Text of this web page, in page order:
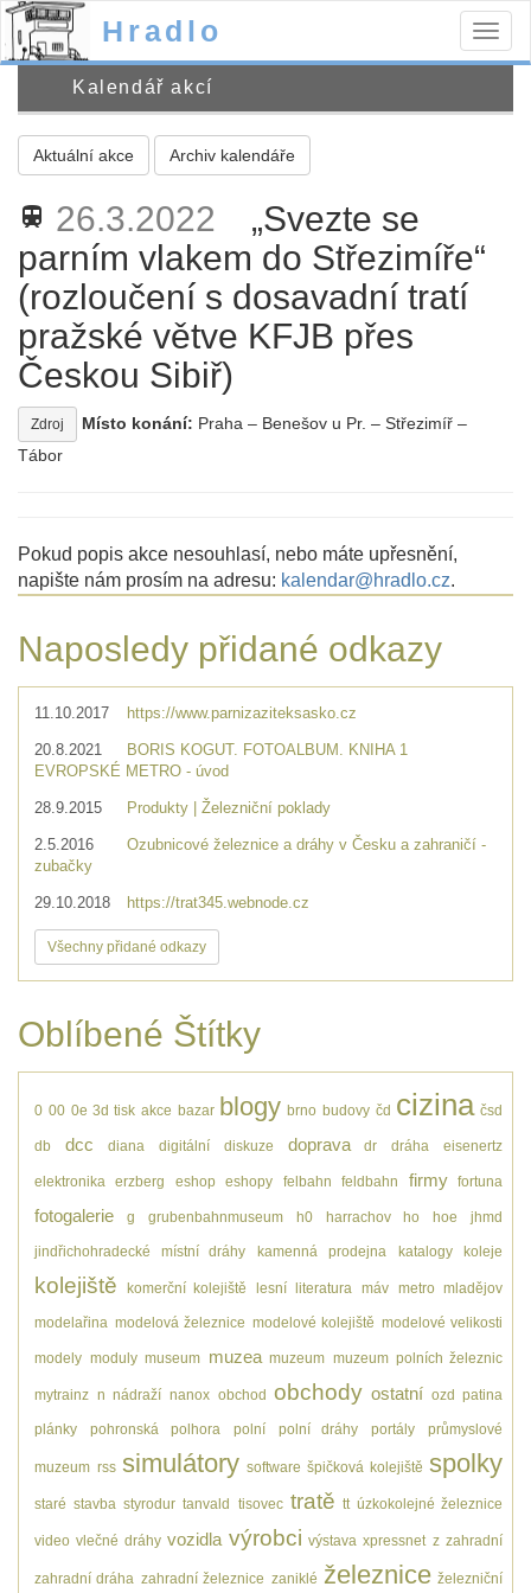
Hradlo
Kalendář akcí
Aktuální akce Archiv kalendáře
train 26.3.2022
„Svezte se
parním vlakem do Střezimíře“
(rozloučení s dosavadní tratí
pražské větve KFJB přes
Českou Sibiř)
Zdroj Místo konání: Praha – Benešov u Pr. – Střezimíř –
Tábor
Pokud popis akce nesouhlasí, nebo máte upřesnění,
napište nám prosím na adresu: kalendar@hradlo.cz.
Naposledy přidané odkazy
11.10.2017 https://www.parnizaziteksasko.cz
20.8.2021
BORIS KOGUT. FOTOALBUM. KNIHA 1
EVROPSKÉ METRO - úvod
28.9.2015 Produkty | Železniční poklady
2.5.2016
Ozubnicové železnice a dráhy v Česku a zahraničí -
zubačky
29.10.2018 https://trat345.webnode.cz
Všechny přidané odkazy
Oblíbené Štítky
0 00 0e 3d tisk akce bazar blogy brno budovy čd cizina čsd
db dcc diana digitální diskuze doprava dr dráha eisenertz
elektronika erzberg eshop eshopy felbahn feldbahn firmy fortuna
fotogalerie g grubenbahnmuseum h0 harrachov ho hoe jhmd
jindřichohradecké místní dráhy kamenná prodejna katalogy koleje
kolejiště komerční kolejiště lesní literatura máv metro mladějov
modelařina modelová železnice modelové kolejiště modelové velikosti
modely moduly museum muzea muzeum muzeum polních železnic
mytrainz n nádraží nanox obchod obchody ostatní ozd patina
plánky pohronská polhora polní polní dráhy portály průmyslové
muzeum rss simulátory software špičková kolejiště spolky
staré stavba styrodur tanvald tisovec tratě tt úzkokolejné železnice
video vlečné dráhy vozidla výrobci výstava xpressnet z zahradní
zahradní dráha zahradní železnice zaniklé železnice železniční